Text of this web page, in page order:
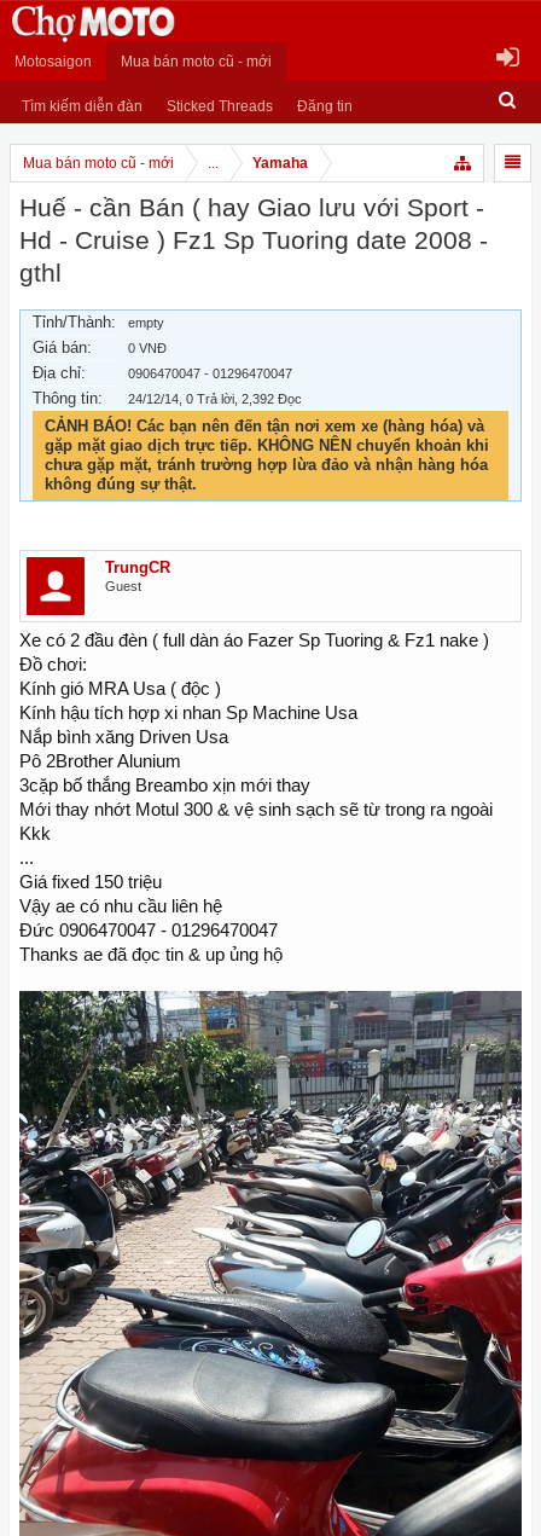
Motosaigon Mua bán moto cũ - mới
Tìm kiếm diễn đàn Sticked Threads Đăng tin
Mua bán moto cũ - mới ... Yamaha
Huế - cần Bán ( hay Giao lưu với Sport -
Hd - Cruise ) Fz1 Sp Tuoring date 2008 -
gthl
Tỉnh/Thành: empty
Giá bán: 0 VNĐ
Địa chỉ: 0906470047 - 01296470047
Thông tin: 24/12/14 , 0 Trả lời, 2,392 Đọc
CẢNH BÁO! Các bạn nên đến tận nơi xem xe (hàng hóa) và
gặp mặt giao dịch trực tiếp. KHÔNG NÊN chuyển khoản khi
chưa gặp mặt, tránh trường hợp lừa đảo và nhận hàng hóa
không đúng sự thật.
TrungCR
Guest
Xe có 2 đầu đèn ( full dàn áo Fazer Sp Tuoring & Fz1 nake )
Đồ chơi:
Kính gió MRA Usa ( độc )
Kính hậu tích hợp xi nhan Sp Machine Usa
Nắp bình xăng Driven Usa
Pô 2Brother Alunium
3cặp bố thắng Breambo xịn mới thay
Mới thay nhớt Motul 300 & vệ sinh sạch sẽ từ trong ra ngoài
Kkk
...
Giá fixed 150 triệu
Vậy ae có nhu cầu liên hệ
Đức 0906470047 - 01296470047
Thanks ae đã đọc tin & up ủng hộ